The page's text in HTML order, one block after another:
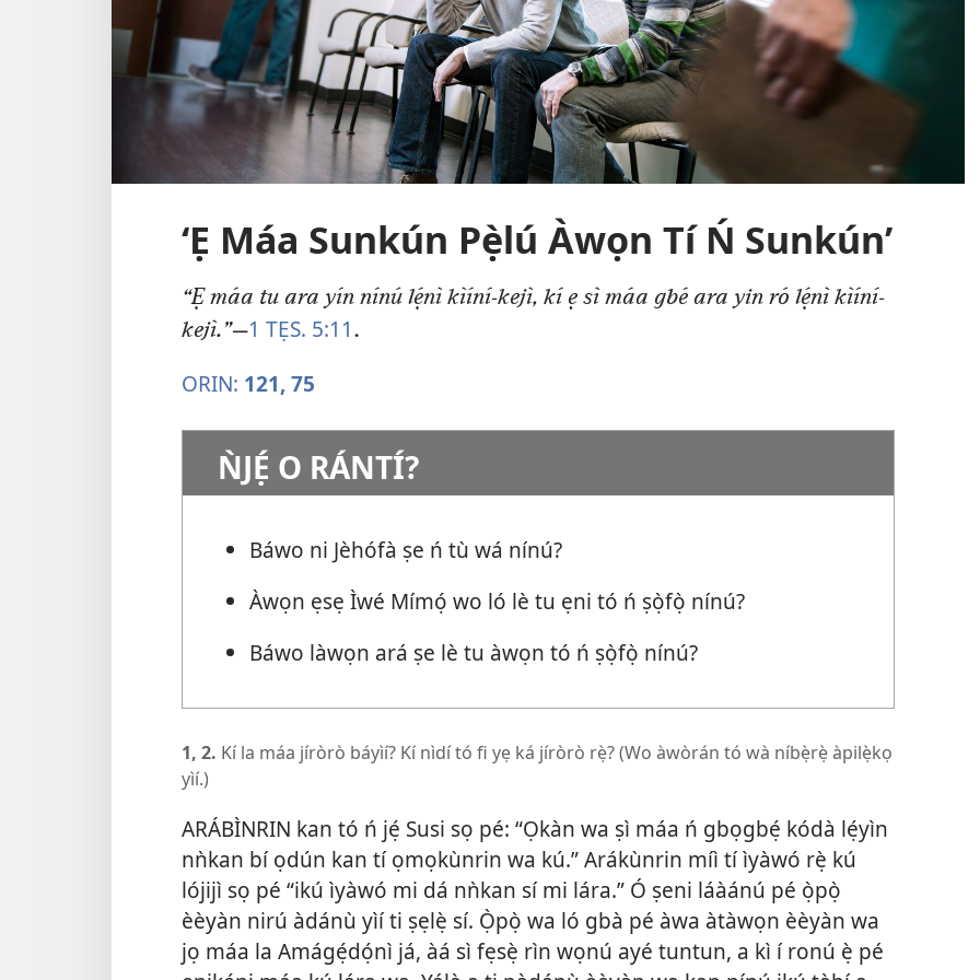
‘Ẹ Máa Sunkún Pẹ̀lú Àwọn Tí Ń Sunkún’
“Ẹ máa tu ara yín nínú lẹ́nì kìíní-kejì, kí ẹ sì máa gbé ara yin ró lẹ́nì kìíní-
kejì.”​—1 TẸS. 5:11 .
ORIN: 121,75
ǸJẸ́ O RÁNTÍ?
Báwo ni Jèhófà ṣe ń tù wá nínú?
Àwọn ẹsẹ Ìwé Mímọ́ wo ló lè tu ẹni tó ń ṣọ̀fọ̀ nínú?
Báwo làwọn ará ṣe lè tu àwọn tó ń ṣọ̀fọ̀ nínú?
1, 2. Kí la máa jíròrò báyìí? Kí nìdí tó fi yẹ ká jíròrò rẹ̀? (Wo àwòrán tó wà níbẹ̀rẹ̀ àpilẹ̀kọ
yìí.)
ARÁBÌNRIN kan tó ń jẹ́ Susi sọ pé: “Ọkàn wa ṣì máa ń gbọgbẹ́ kódà lẹ́yìn
nǹkan bí ọdún kan tí ọmọkùnrin wa kú.” Arákùnrin míì tí ìyàwó rẹ̀ kú
lójijì sọ pé “ikú ìyàwó mi dá nǹkan sí mi lára.” Ó ṣeni láàánú pé ọ̀pọ̀
èèyàn nirú àdánù yìí ti ṣẹlẹ̀ sí. Ọ̀pọ̀ wa ló gbà pé àwa àtàwọn èèyàn wa
jọ máa la Amágẹ́dọ́nì já, àá sì fẹsẹ̀ rìn wọnú ayé tuntun, a kì í ronú ẹ̀ pé